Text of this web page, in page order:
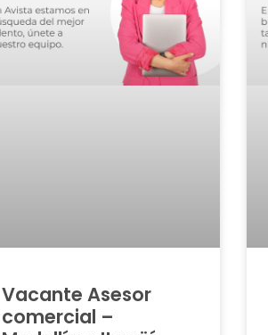
Vacante Asesor
comercial –